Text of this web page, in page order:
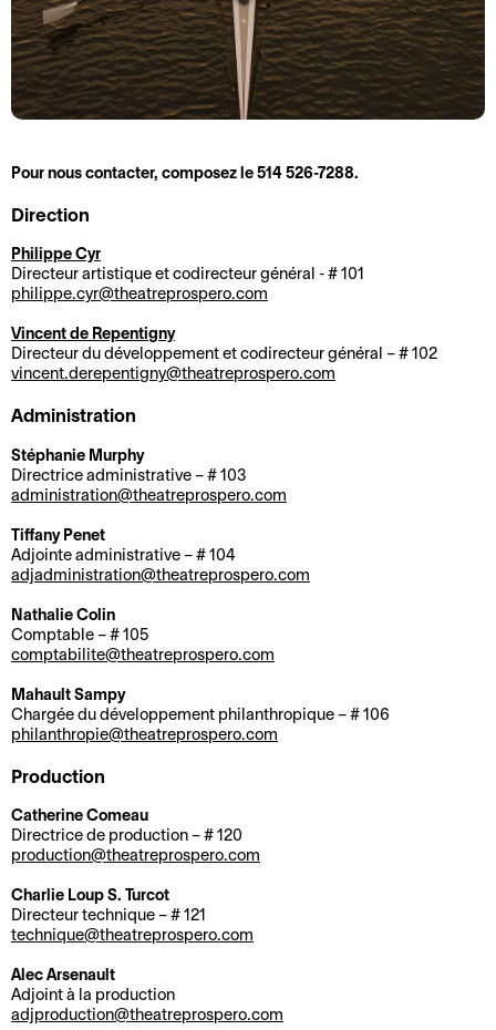
o
n
2
0
2
-
0
2
6
M
o
t
d
l
a
i
r
e
c
t
o
n
E
n
t
o
u
r
n
é
e
r
m
a
t
i
n
A
c
c
e
s
s
i
i
l
t
é
C
o
o
r
d
o
n
n
é
e
s
e
t
a
c
c
L
e
P
r
o
s
p
r
o
M
a
n
d
a
t
e
t
d
i
r
e
c
t
i
o
n
a
r
B
i
l
l
e
t
t
e
r
i
e
B
l
l
t
t
C
m
m
n
a
Pour nous contacter, composez le 514 526-7288.
Direction
Philippe Cyr
Directeur artistique et codirecteur général - # 101
philippe.cyr@theatreprospero.com
Vincent de Repentigny
Directeur du développement et codirecteur général – # 102
vincent.derepentigny@theatreprospero.com
Administration
Stéphanie Murphy
Directrice administrative – # 103
administration@theatreprospero.com
Tiffany Penet
Adjointe administrative – # 104
adjadministration@theatreprospero.com
Nathalie Colin
Comptable – # 105
comptabilite@theatreprospero.com
Mahault Sampy
Chargée du développement philanthropique – # 106
philanthropie@theatreprospero.com
Production
Catherine Comeau
Directrice de production – # 120
production@theatreprospero.com
Charlie Loup S. Turcot
Directeur technique – # 121
technique@theatreprospero.com
Alec Arsenault
Adjoint à la production
adjproduction@theatreprospero.com